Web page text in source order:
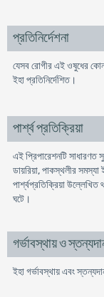
প্রতিনির্দেশনা
যেসব রোগীর এই ওষুধের কোন
ইহা প্রতিনির্দেশিত।
পার্শ্ব প্রতিক্রিয়া
এই প্রিপারেশনটি সাধারণত
ডায়রিয়া, পাকস্থলীর সমস্যা
পার্শ্বপ্রতিক্রিয়া উল্লেখিত
ঘটে।
গর্ভাবস্থায় ও
ইহা গর্ভাবস্থায় এবং